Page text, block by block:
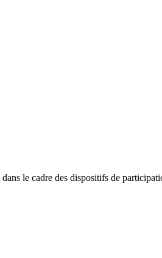
le cadre des dispositifs de